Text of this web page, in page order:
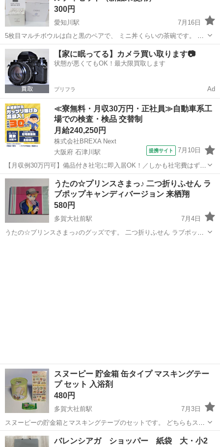
300円
愛知川駅
7月16日
5枚目マルチボウルは白と黒のペアで、 ミニ丼くらいの茶碗です。 ＃
トレー ＃ガラスポット ＃茶碗 どんぶり ＃キッチン雑貨
滋賀 愛知郡 愛知川駅 ノベルティグッズ
【家に眠ってる】カメラ買い取ります📷
状態が悪くてもOK！最大限買取します
プリフラ Ad
≪寮無料・月収30万円・正社員≫自動車系工
場での検査・検品 交替制
月給240,250円
株式会社BREXA Next
大阪府 石津川駅
提携サイト 7月10日
【月収例30万円可】備品付き社宅に即入居OK！／しかも社宅費はずっ
と無料♪／トラクタ本体の製造／資格経験不問★異業種からの転職活躍
中！／赴任旅費会社負担／工場まで無料送迎あり◎《大阪府堺市》 人
気の工場のお仕事 ◇トラクタ...
大阪 堺市 石津川駅 その他
うたの☆プリンスさまっ♪ 二つ折りふせん ラ
ブポップキャンディバージョン 来栖翔
580円
多賀大社前駅
7月4日
うたの☆プリンスさまっ♪のグッズです。 二つ折りふせん ラブポップ
スヌーピー 貯金箱 缶タイプ マスキングテー
プ セット 入浴剤
480円
多賀大社前駅
7月3日
スヌーピーの貯金箱とマスキングテープのセットです。 どちらもスヌ
ーピーデザインの可愛い小物になります。 貯金箱はインテリアや小物
入れとしてもご使用いただけます。 マスキングテープは文具やデコレ
滋賀 犬上郡 多賀大社前駅 ノベルティグッズ
バレンシアガ ショッパー 紙袋 大・小2